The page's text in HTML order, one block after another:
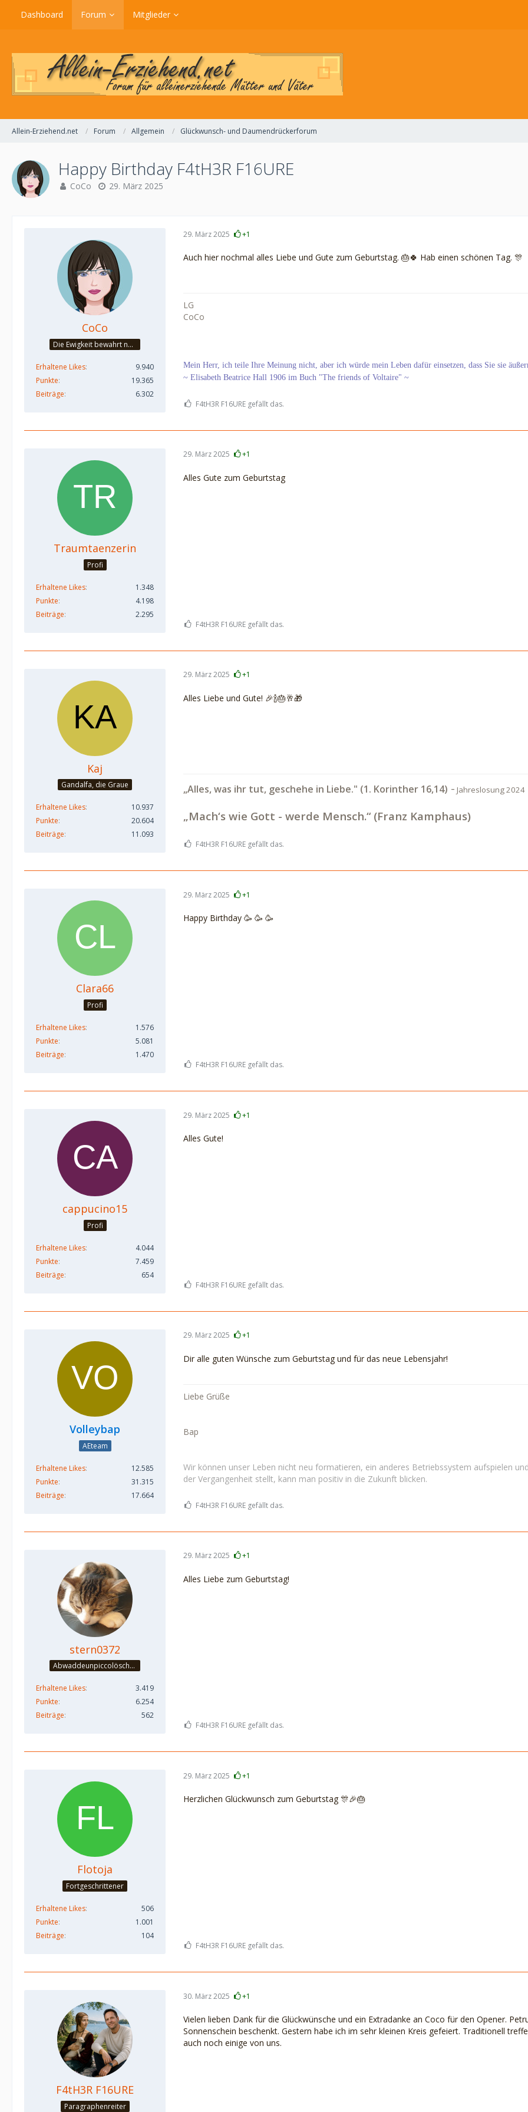
Dashboard Forum Mitglieder
Allein-Erziehend.net Forum Allgemein Glückwunsch- und Daumendrückerforum
Happy Birthday F4tH3R F16URE
CoCo 29. März 2025
CoCo
Die Ewigkeit bewahrt nur die Liebe, weil sie von gleicher Natur ist. ~Khalil Gibran~
Erhaltene Likes
9.940
Punkte
19.365
Beiträge
6.302
29. März 2025 +1
Auch hier nochmal alles Liebe und Gute zum Geburtstag. 🎂🍀 Hab einen schönen Tag. 🎊
LG
CoCo
Mein Herr, ich teile Ihre Meinung nicht, aber ich würde mein Leben dafür einsetzen, dass Sie sie
~ Elisabeth Beatrice Hall 1906 im Buch "The friends of Voltaire" ~
F4tH3R F16URE gefällt das.
Traumtaenzerin
Profi
Erhaltene Likes
1.348
Punkte
4.198
Beiträge
2.295
29. März 2025 +1
Alles Gute zum Geburtstag
F4tH3R F16URE gefällt das.
Kaj
Gandalfa, die Graue
Erhaltene Likes
10.937
Punkte
20.604
Beiträge
11.093
29. März 2025 +1
Alles Liebe und Gute! 🎉🍾🎂🥂🎁
„Alles, was ihr tut, geschehe in Liebe." (1. Korinther 16,14) - Jahreslosung 2024
„Mach‘s wie Gott - werde Mensch.“ (Franz Kamphaus)
F4tH3R F16URE gefällt das.
Clara66
Profi
Erhaltene Likes
1.576
Punkte
5.081
Beiträge
1.470
29. März 2025 +1
Happy Birthday 🥳 🥳 🥳
F4tH3R F16URE gefällt das.
cappucino15
Profi
Erhaltene Likes
4.044
Punkte
7.459
Beiträge
654
29. März 2025 +1
Alles Gute!
F4tH3R F16URE gefällt das.
Volleybap
AEteam
Erhaltene Likes
12.585
Punkte
31.315
Beiträge
17.664
29. März 2025 +1
Dir alle guten Wünsche zum Geburtstag und für das neue Lebensjahr!
Liebe Grüße
Bap
Wir können unser Leben nicht neu formatieren, ein anderes Betriebssystem aufspielen
der Vergangenheit stellt, kann man positiv in die Zukunft blicken.
F4tH3R F16URE gefällt das.
stern0372
Abwaddeunpiccolöschedrinke
Erhaltene Likes
3.419
Punkte
6.254
Beiträge
562
29. März 2025 +1
Alles Liebe zum Geburtstag!
F4tH3R F16URE gefällt das.
Flotoja
Fortgeschrittener
Erhaltene Likes
506
Punkte
1.001
Beiträge
104
29. März 2025 +1
Herzlichen Glückwunsch zum Geburtstag 🎊🎉🎂
F4tH3R F16URE gefällt das.
F4tH3R F16URE
Paragraphenreiter
30. März 2025 +1
Vielen lieben Dank für die Glückwünsche und ein Extradanke an Coco für den Opener.
Sonnenschein beschenkt. Gestern habe ich im sehr kleinen Kreis gefeiert. Traditionell
auch noch einige von uns.